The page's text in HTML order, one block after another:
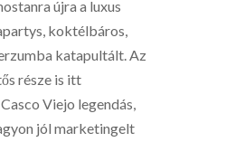
újra a luxus
koktélbáros,
katapultált. Az
része is itt
Viejo legendás,
jól marketingelt